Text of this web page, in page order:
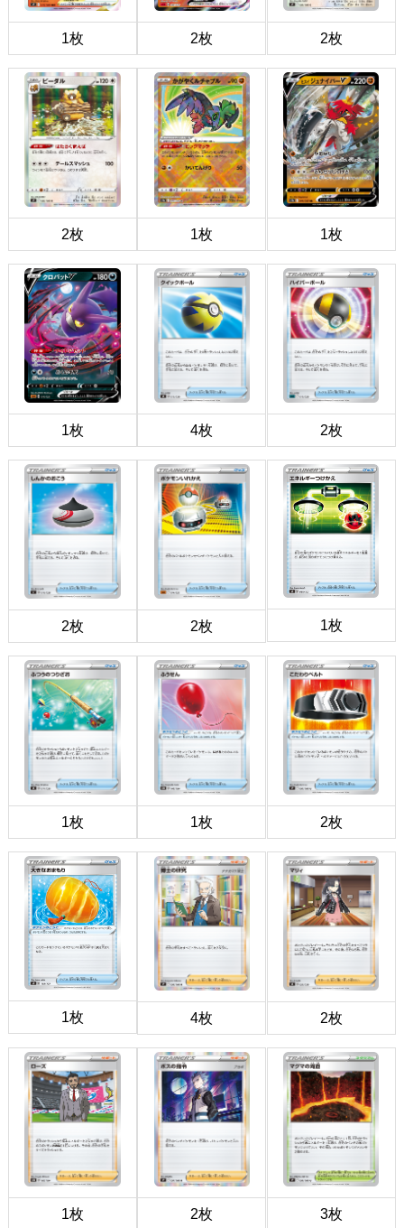
1枚 2枚 2枚
2枚 1枚 1枚
1枚 4枚 2枚
2枚 2枚 1枚
1枚 1枚 2枚
1枚 4枚 2枚
1枚 2枚 3枚